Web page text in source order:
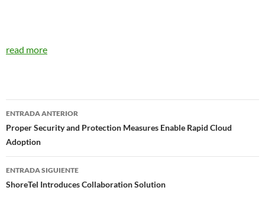
read more
Navegador
de
entradas
ENTRADA ANTERIOR
Proper Security and Protection Measures Enable Rapid Cloud
Adoption
ENTRADA SIGUIENTE
ShoreTel Introduces Collaboration Solution